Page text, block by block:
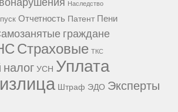
Наследство
Отчетность Патент Пени
граждане
Страховые ТКС
УСН Уплата
Штраф ЭДО Эксперты